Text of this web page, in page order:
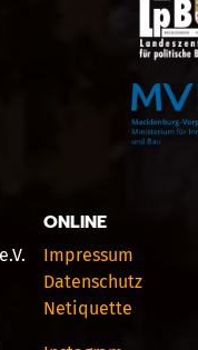
ONLINE
Impressum
Datenschutz
Netiquette